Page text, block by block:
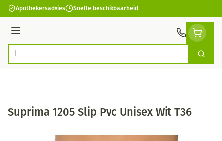
Ga naar de inhoud
Apothekersadvies Snelle beschikbaarheid
Menu
Product, merk, categorie... Zoek
Suprima 1205 Slip Pvc Unisex Wit T36